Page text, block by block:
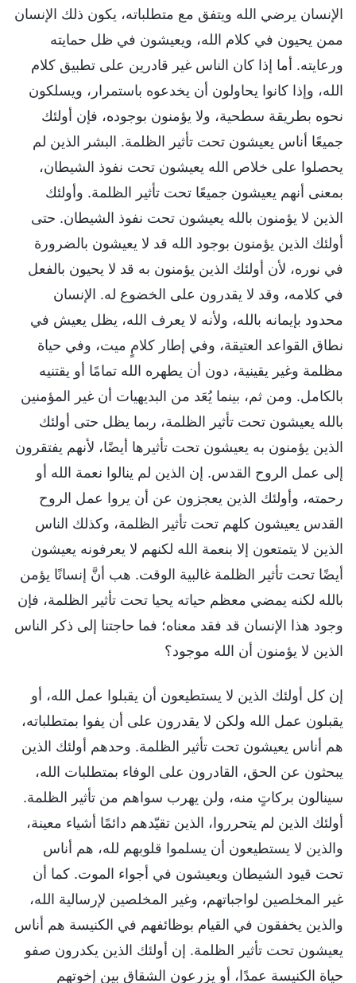
الإنسان يرضي الله ويتفق مع متطلباته، يكون ذلك الإنسان
ممن يحيون في كلام الله، ويعيشون في ظل حمايته
ورعايته. أما إذا كان الناس غير قادرين على تطبيق كلام
الله، وإذا كانوا يحاولون أن يخدعوه باستمرار، ويسلكون
نحوه بطريقة سطحية، ولا يؤمنون بوجوده، فإن أولئك
جميعًا أناس يعيشون تحت تأثير الظلمة. البشر الذين لم
يحصلوا على خلاص الله يعيشون تحت نفوذ الشيطان،
بمعنى أنهم يعيشون جميعًا تحت تأثير الظلمة. وأولئك
الذين لا يؤمنون بالله يعيشون تحت نفوذ الشيطان. حتى
أولئك الذين يؤمنون بوجود الله قد لا يعيشون بالضرورة
في نوره، لأن أولئك الذين يؤمنون به قد لا يحيون بالفعل
في كلامه، وقد لا يقدرون على الخضوع له. الإنسان
محدود بإيمانه بالله، ولأنه لا يعرف الله، يظل يعيش في
نطاق القواعد العتيقة، وفي إطار كلامٍ ميت، وفي حياة
مظلمة وغير يقينية، دون أن يطهره الله تمامًا أو يقتنيه
بالكامل. ومن ثم، بينما يُعَد من البديهيات أن غير المؤمنين
بالله يعيشون تحت تأثير الظلمة، ربما يظل حتى أولئك
الذين يؤمنون به يعيشون تحت تأثيرها أيضًا، لأنهم يفتقرون
إلى عمل الروح القدس. إن الذين لم ينالوا نعمة الله أو
رحمته، وأولئك الذين يعجزون عن أن يروا عمل الروح
القدس يعيشون كلهم تحت تأثير الظلمة، وكذلك الناس
الذين لا يتمتعون إلا بنعمة الله لكنهم لا يعرفونه يعيشون
أيضًا تحت تأثير الظلمة غالبية الوقت. هب أنَّ إنسانًا يؤمن
بالله لكنه يمضي معظم حياته يحيا تحت تأثير الظلمة، فإن
وجود هذا الإنسان قد فقد معناه؛ فما حاجتنا إلى ذكر الناس
الذين لا يؤمنون أن الله موجود؟
إن كل أولئك الذين لا يستطيعون أن يقبلوا عمل الله، أو
يقبلون عمل الله ولكن لا يقدرون على أن يفوا بمتطلباته،
هم أناس يعيشون تحت تأثير الظلمة. وحدهم أولئك الذين
يبحثون عن الحق، القادرون على الوفاء بمتطلبات الله،
سينالون بركاتٍ منه، ولن يهرب سواهم من تأثير الظلمة.
أولئك الذين لم يتحرروا، الذين تقيّدهم دائمًا أشياء معينة،
والذين لا يستطيعون أن يسلموا قلوبهم لله، هم أناس
تحت قيود الشيطان ويعيشون في أجواء الموت. كما أن
غير المخلصين لواجباتهم، وغير المخلصين لإرسالية الله،
والذين يخفقون في القيام بوظائفهم في الكنيسة هم أناس
يعيشون تحت تأثير الظلمة. إن أولئك الذين يكدرون صفو
حياة الكنيسة عمدًا، أو يزرعون الشقاق بين إخوتهم